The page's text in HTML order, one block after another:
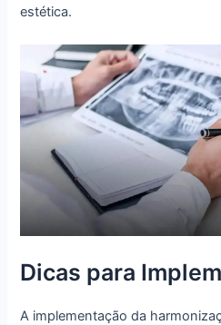
estética.
Dicas para
A implementação da